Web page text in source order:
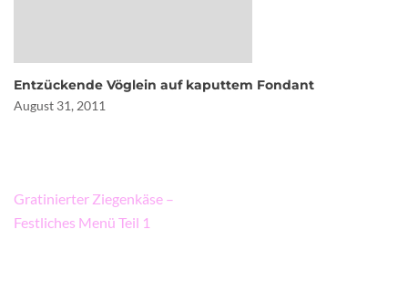
Entzückende Vöglein auf kaputtem Fondant
August 31, 2011
Beitragsnavigation
Gratinierter Ziegenkäse –
Festliches Menü Teil 1